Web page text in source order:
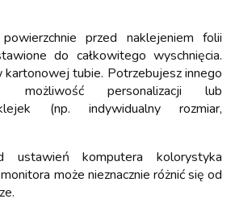
przed naklejeniem folii
do całkowitego wyschnięcia.
kartonowej tubie. Potrzebujesz innego
możliwość personalizacji lub
(np. indywidualny rozmiar,
ustawień komputera kolorystyka
może nieznacznie różnić się od